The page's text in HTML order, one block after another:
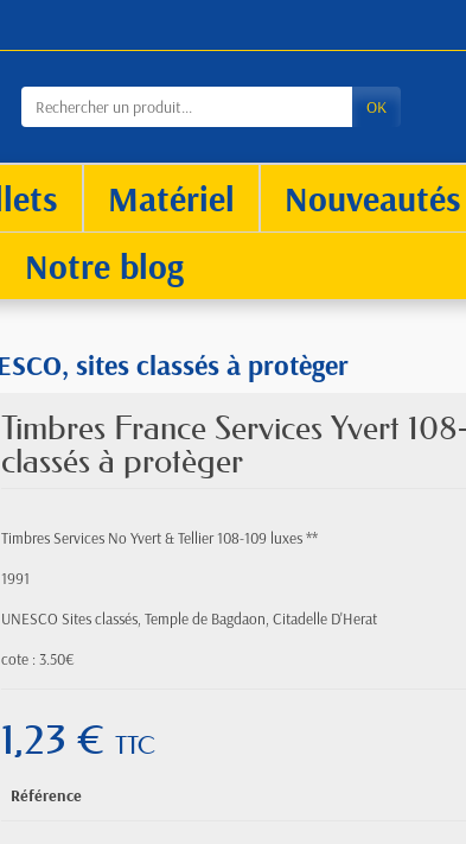
OK
Matériel Nouveautés
Notre blog
sites classés à protèger
Timbres France Services Yvert
classés à protèger
Timbres Services No Yvert & Tellier 108-109 luxes **
1991
UNESCO Sites classés, Temple de Bagdaon, Citadelle D'Herat
cote : 3.50€
1,23 €TTC
Référence